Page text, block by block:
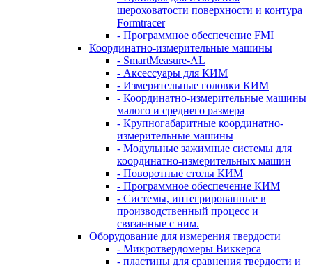
шероховатости поверхности и контура
Formtracer
- Программное обеспечение FMI
Координатно-измерительные машины
- SmartMeasure-AL
- Аксессуары для КИМ
- Измерительные головки КИМ
- Координатно-измерительные машины
малого и среднего размера
- Крупногабаритные координатно-
измерительные машины
- Модульные зажимные системы для
координатно-измерительных машин
- Поворотные столы КИМ
- Программное обеспечение КИМ
- Системы, интегрированные в
производственный процесс и
связанные с ним.
Оборудование для измерения твердости
- Микротвердомеры Виккерса
- пластины для сравнения твердости и